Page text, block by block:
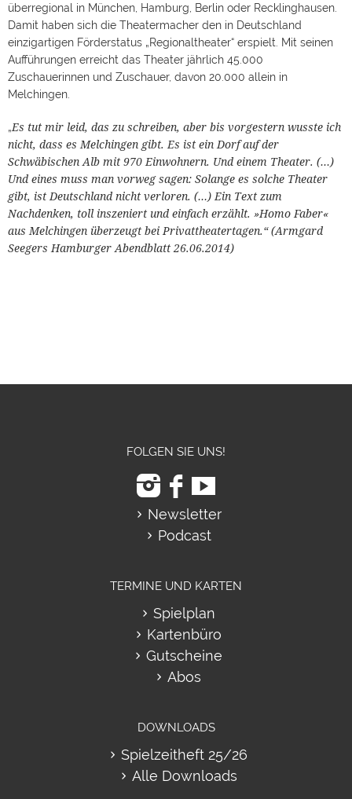
überregional in München, Hamburg, Berlin oder Recklinghausen.
Damit haben sich die Theatermacher den in Deutschland
einzigartigen Förderstatus „Regionaltheater“ erspielt. Mit seinen
Aufführungen erreicht das Theater jährlich 45.000
Zuschauerinnen und Zuschauer, davon 20.000 allein in
Melchingen.
„Es tut mir leid, das zu schreiben, aber bis vorgestern wusste ich
nicht, dass es Melchingen gibt. Es ist ein Dorf auf der
Schwäbischen Alb mit 970 Einwohnern. Und einem Theater. (…)
Und eines muss man vorweg sagen: Solange es solche Theater
gibt, ist Deutschland nicht verloren. (…) Ein Text zum
Nachdenken, toll inszeniert und einfach erzählt. »Homo Faber«
aus Melchingen überzeugt bei Privattheatertagen.“(Armgard
Seegers Hamburger Abendblatt 26.06.2014)
FOLGEN SIE UNS!
Newsletter
Podcast
TERMINE UND KARTEN
Spielplan
Kartenbüro
Gutscheine
Abos
DOWNLOADS
Spielzeitheft 25/26
Alle Downloads